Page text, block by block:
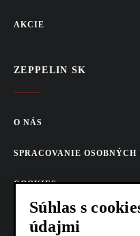
AKCIE
ZEPPELIN SK
O NÁS
SPRACOVANIE OSOBNÝCH
COOKIES
AKTUALITY
Súhlas s
údajmi